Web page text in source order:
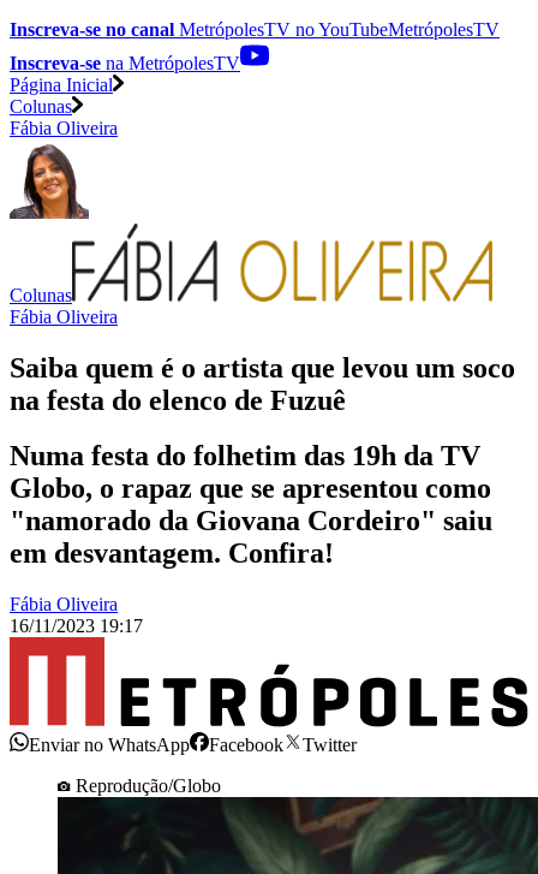
Inscreva-se no canal MetrópolesTV noYouTubeMetrópolesTV
Inscreva-se na MetrópolesTV
Página Inicial
Colunas
Fábia Oliveira
Colunas
Fábia Oliveira
Saiba quem é o artista que levou um soco
na festa do elenco de Fuzuê
Numa festa do folhetim das 19h da TV
Globo, o rapaz que se apresentou como
"namorado da Giovana Cordeiro" saiu
em desvantagem. Confira!
Fábia Oliveira
16/11/2023 19:17
Enviar no WhatsApp Facebook
Twitter
Reprodução/Globo